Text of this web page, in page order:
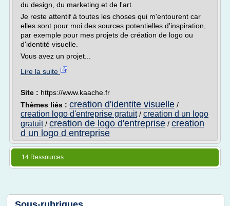
du design, du marketing et de l'art.
Je reste attentif à toutes les choses qui m'entourent car
elles sont pour moi des sources potentielles d'inspiration,
par exemple pour mes projets de création de logo ou
d'identité visuelle.
Vous avez un projet...
Lire la suite
Site : https://www.kaache.fr
Thèmes liés : creation d'identite visuelle /
creation logo d'entreprise gratuit/ creation d un logo
gratuit/ creation de logo d'entreprise / creation
d un logo d entreprise
14 Ressources